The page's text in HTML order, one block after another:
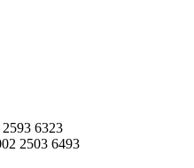
6323
2503 6493